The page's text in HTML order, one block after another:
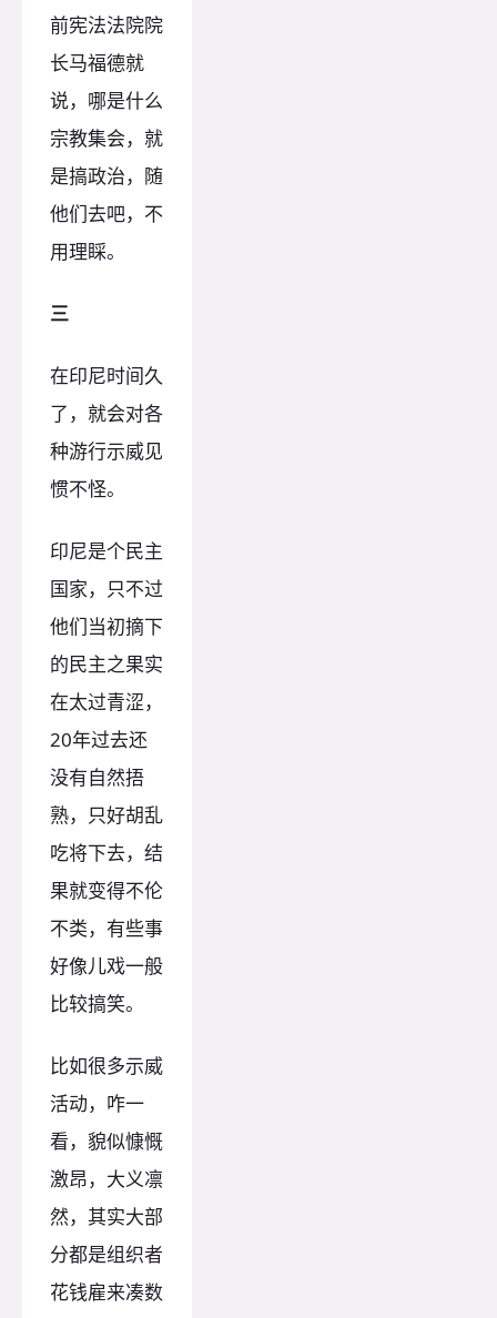
前宪法法院院
长马福德就
说，哪是什么
宗教集会，就
是搞政治，随
他们去吧，不
用理睬。
三
在印尼时间久
了，就会对各
种游行示威见
惯不怪。
印尼是个民主
国家，只不过
他们当初摘下
的民主之果实
在太过青涩，
20年过去还
没有自然捂
熟，只好胡乱
吃将下去，结
果就变得不伦
不类，有些事
好像儿戏一般
比较搞笑。
比如很多示威
活动，咋一
看，貌似慷慨
激昂，大义凛
然，其实大部
分都是组织者
花钱雇来凑数